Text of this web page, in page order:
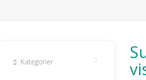
Kategorier